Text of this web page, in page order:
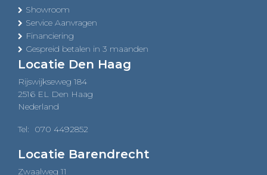
Showroom
Service Aanvragen
Financiering
Gespreid betalen in 3 maanden
Locatie Den Haag
Rijswijkseweg 184
2516 EL Den Haag
Nederland
Tel: 070 4492852
Locatie Barendrecht
Zwaalweg 11